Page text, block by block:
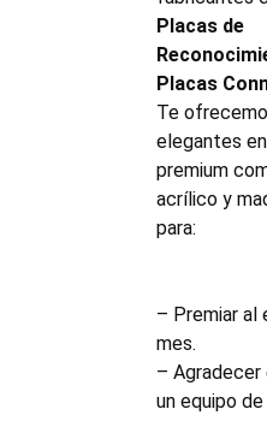
Placas de
Placas
Te
elegantes
premium
acrílico y
para:
– Premiar al
mes.
– Agradecer
un equipo